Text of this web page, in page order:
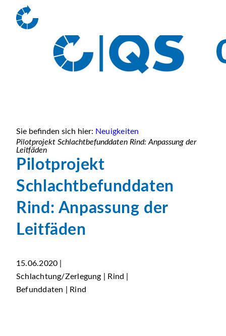
Sie befinden sich hier: Neuigkeiten
Pilotprojekt Schlachtbefunddaten Rind: Anpassung der
Leitfäden
Pilotprojekt
Schlachtbefunddaten
Rind: Anpassung der
Leitfäden
15.06.2020 |
Schlachtung/Zerlegung | Rind |
Befunddaten | Rind